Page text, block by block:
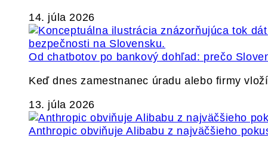
14. júla 2026
Od chatbotov po bankový dohľad: prečo
Keď dnes zamestnanec úradu alebo firmy
13. júla 2026
Anthropic obviňuje Alibabu z najväčšieho